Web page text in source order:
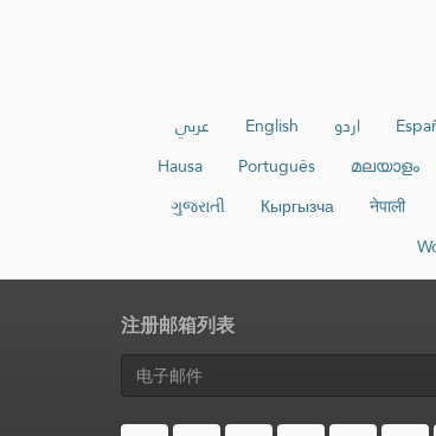
عربي English اردو
Hausa
Português മലയാളം
ગુજરાતી
Кыргызча नेपाली
注册邮箱列表